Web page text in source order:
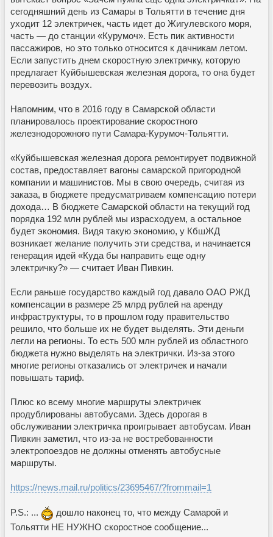
сегодняшний день из Самары в Тольятти в течение дня
уходит 12 электричек, часть идет до Жигулевского моря,
часть — до станции «Курумоч». Есть пик активности
пассажиров, но это только относится к дачникам летом.
Если запустить днем скоростную электричку, которую
предлагает Куйбышевская железная дорога, то она будет
перевозить воздух.
Напомним, что в 2016 году в Самарской области
планировалось проектирование скоростного
железнодорожного пути Самара-Курумоч-Тольятти.
«Куйбышевская железная дорога ремонтирует подвижной
состав, предоставляет вагоны самарской пригородной
компании и машинистов. Мы в свою очередь, считая из
заказа, в бюджете предусматриваем компенсацию потери
дохода… В бюджете Самарской области на текущий год
порядка 192 млн рублей мы израсходуем, а остальное
будет экономия. Видя такую экономию, у КбшЖД
возникает желание получить эти средства, и начинается
генерация идей «Куда бы направить еще одну
электричку?» — считает Иван Пивкин.
Если раньше государство каждый год давало ОАО РЖД
компенсации в размере 25 млрд рублей на аренду
инфраструктуры, то в прошлом году правительство
решило, что больше их не будет выделять. Эти деньги
легли на регионы. То есть 500 млн рублей из областного
бюджета нужно выделять на электрички. Из-за этого
многие регионы отказались от электричек и начали
повышать тариф.
Плюс ко всему многие маршруты электричек
продублированы автобусами. Здесь дорогая в
обслуживании электричка проигрывает автобусам. Иван
Пивкин заметил, что из-за не востребованности
электропоездов не должны отменять автобусные
маршруты.
https://news.mail.ru/politics/23695467/?frommail=1
P.S.: ...
дошло наконец то, что между Самарой и
Тольятти НЕ НУЖНО скоростное сообщение...